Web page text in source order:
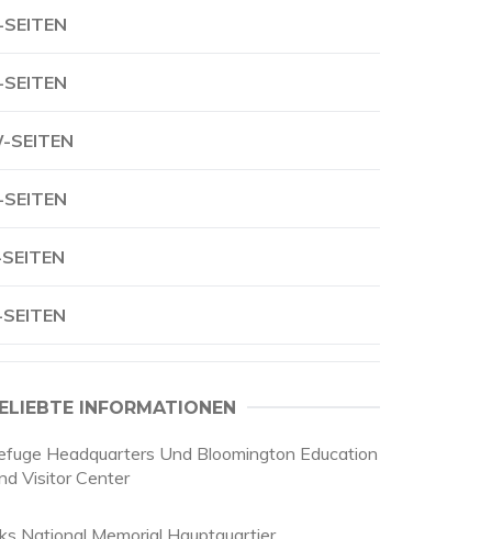
SEITEN
SEITEN
INFORMATIONEN
Headquarters Und Bloomington Education
Visitor Center
National Memorial Hauptquartier